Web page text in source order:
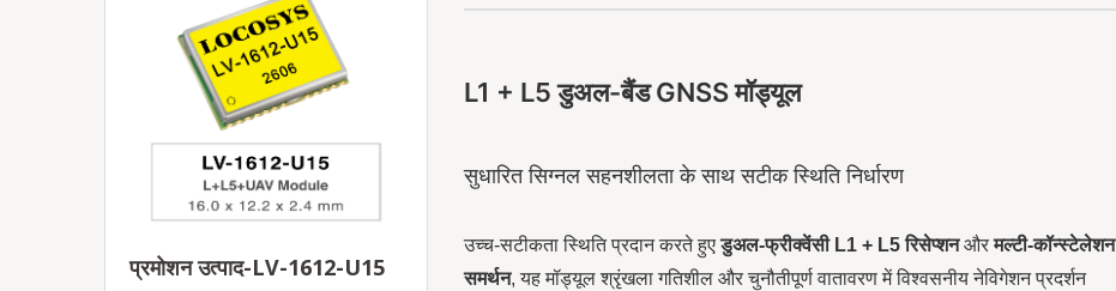
प्रमोशन उत्पाद-LV-1612-U15
L1 + L5 डुअल-बैंड GNSS मॉड्यूल
सुधारित सिग्नल सहनशीलता के साथ सटीक स्थिति निर्धारण
उच्च-सटीकता स्थिति प्रदान करते हुएडुअल-फ्रीक्वेंसी L1 + L5 रिसेप्शनऔरमल्टी-कॉन्स्टेलेशन
समर्थन, यह मॉड्यूल श्रृंखला गतिशील और चुनौतीपूर्ण वातावरण में विश्वसनीय नेविगेशन प्रदर्शन